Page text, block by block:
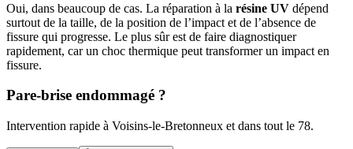
Oui, dans beaucoup de cas. La réparation à la résine UV dépend
surtout de la taille, de la position de l’impact et de l’absence de
fissure qui progresse. Le plus sûr est de faire diagnostiquer
rapidement, car un choc thermique peut transformer un impact en
fissure.
Pare-brise endommagé ?
Intervention rapide à Voisins-le-Bretonneux et dans tout le 78.